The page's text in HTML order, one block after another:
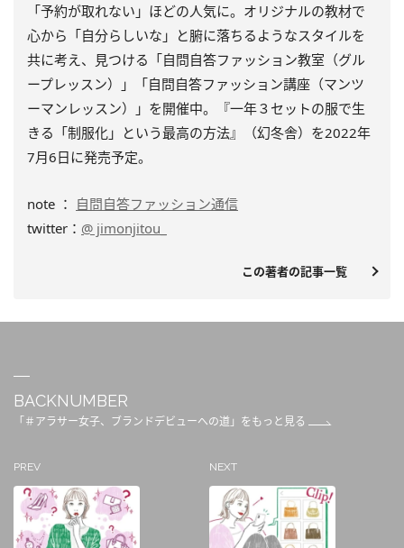
「予約が取れない」ほどの人気に。オリジナルの教材で
心から「自分らしいな」と腑に落ちるようなスタイルを
共に考え、見つける「自問自答ファッション教室（グル
ープレッスン）」「自問自答ファッション講座（マンツ
ーマンレッスン）」を開催中。『一年３セットの服で生
きる「制服化」という最高の方法』（幻冬舎）を2022年
7月6日に発売予定。
note ： 自問自答ファッション通信
twitter： @ jimonjitou_
この著者の記事一覧
BACKNUMBER
「＃アラサー女子、ブランドデビューへの道」をもっと見る
PREV NEXT